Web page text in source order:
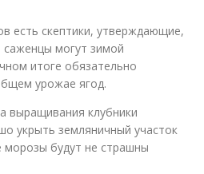
есть скептики, утверждающие,
саженцы могут зимой
итоге обязательно
урожае ягод.
выращивания клубники
укрыть земляничный участок
морозы будут не страшны